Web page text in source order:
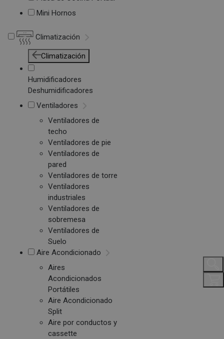
Mini Hornos
Climatización
Climatización
Humidificadores
Deshumidificadores
Ventiladores
Ventiladores de
techo
Ventiladores de pie
Ventiladores de
pared
Ventiladores de torre
Ventiladores
industriales
Ventiladores de
sobremesa
Ventiladores de
Suelo
Aire Acondicionado
Aires
Acondicionados
Portátiles
Aire Acondicionado
Split
Aire por conductos y
cassette